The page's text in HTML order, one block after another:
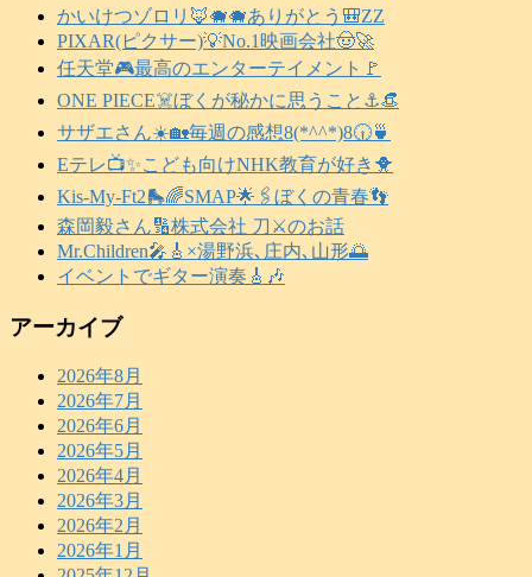
かいけつゾロリ🦊🐗🐗ありがとう🎒ZZ
PIXAR(ピクサー)💡No.1映画会社🤠🚀
任天堂🎮️最高のエンターテイメント🚩
ONE PIECE☠️ぼくが秘かに思うこと⚓️👒
サザエさん☀️🏡毎週の感想8(*^^*)8🕡️🍵
Eテレ📺️✨こども向けNHK教育が好き🐥
Kis-My-Ft2🛼🌈SMAP🌟🖇️ぼくの青春👣
森岡毅さん🔢株式会社 刀⚔️のお話
Mr.Children🎤🎸×湯野浜､庄内､山形🌅
イベントでギター演奏🎸🎶
アーカイブ
2026年8月
2026年7月
2026年6月
2026年5月
2026年4月
2026年3月
2026年2月
2026年1月